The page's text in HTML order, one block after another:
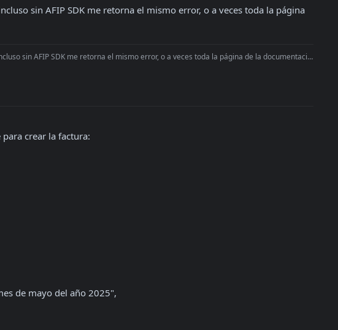
sin AFIP SDK me retorna el mismo error, o a veces toda la página
sin AFIP SDK me retorna el mismo error, o a veces toda la página de la documentación.
crear la factura: